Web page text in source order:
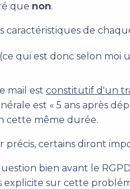
que non.
caractéristiques de
qui est donc selon
mail est constitutif d'un
est « 5 ans après
cette même durée.
précis, certains diront
bien avant le
explicite sur cette